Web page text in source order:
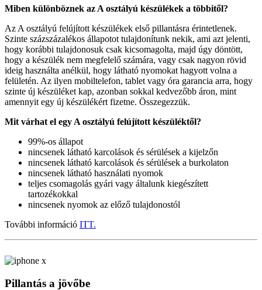
Miben különböznek az A osztályú készülékek a többitől?
Az A osztályú felújított készülékek első pillantásra érintetlenek.
Szinte százszázalékos állapotot tulajdonítunk nekik, ami azt jelenti,
hogy korábbi tulajdonosuk csak kicsomagolta, majd úgy döntött,
hogy a készülék nem megfelelő számára, vagy csak nagyon rövid
ideig használta anélkül, hogy látható nyomokat hagyott volna a
felületén. Az ilyen mobiltelefon, tablet vagy óra garancia arra, hogy
szinte új készüléket kap, azonban sokkal kedvezőbb áron, mint
amennyit egy új készülékért fizetne. Összegezzük.
Mit várhat el egy A osztályú felújított készüléktől?
99%-os állapot
nincsenek látható karcolások és sérülések a kijelzőn
nincsenek látható karcolások és sérülések a burkolaton
nincsenek látható használati nyomok
teljes csomagolás gyári vagy általunk kiegészített
tartozékokkal
nincsenek nyomok az előző tulajdonostól
További információ ITT.
Pillantás a jövőbe